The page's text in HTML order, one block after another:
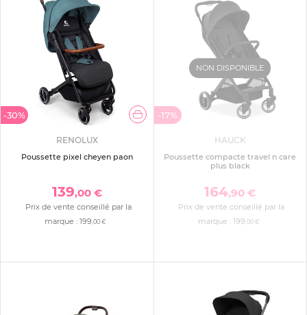
-30%
RENOLUX
Poussette pixel cheyen paon
139,00 €
Prix de vente conseillé par la
marque :199,00 €
NON DISPONIBLE
-17%
HAUCK
Poussette compacte travel n care
plus black
164,90 €
Prix de vente conseillé par la
marque : 199 ,00 €